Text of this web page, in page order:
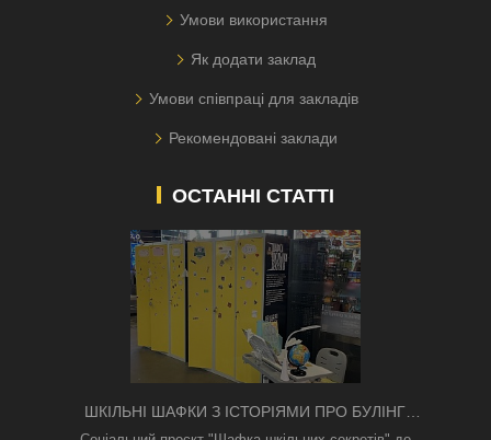
Умови використання
Як додати заклад
Умови співпраці для закладів
Рекомендовані заклади
ОСТАННІ СТАТТІ
ШКІЛЬНІ ШАФКИ З ІСТОРІЯМИ ПРО БУЛІНГ
З'ЯВИЛИСЯ В КИЄВІ